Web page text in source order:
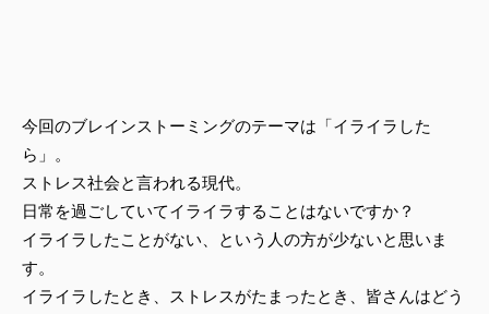
今回のブレインストーミングのテーマは「イライラした
ら」。
ストレス社会と言われる現代。
日常を過ごしていてイライラすることはないですか？
イライラしたことがない、という人の方が少ないと思いま
す。
イライラしたとき、ストレスがたまったとき、皆さんはどう